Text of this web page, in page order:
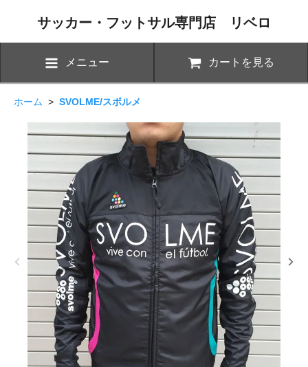
サッカー・フットサル専門店 リベロ
メニュー カートを見る
ホーム > SVOLME/スボルメ